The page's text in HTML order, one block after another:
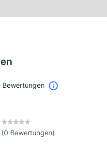
(0 Bewertungen)